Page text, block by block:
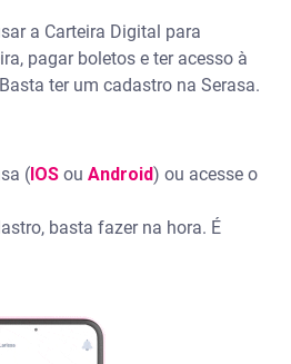
a Carteira Digital para
pagar boletos e ter acesso à
ter um cadastro na Serasa.
( IOS ou Android) ou acesse o
basta fazer na hora. É